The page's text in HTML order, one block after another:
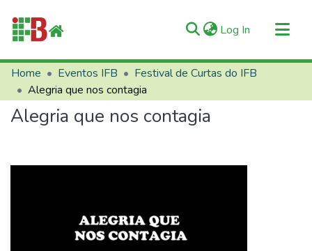
Log In (current)
Communities & Collections
All of RIIFB
Manuals and Terms
Home Eventos IFB
Festival de Curtas do IFB
Alegria que nos contagia
Alegria que nos contagia